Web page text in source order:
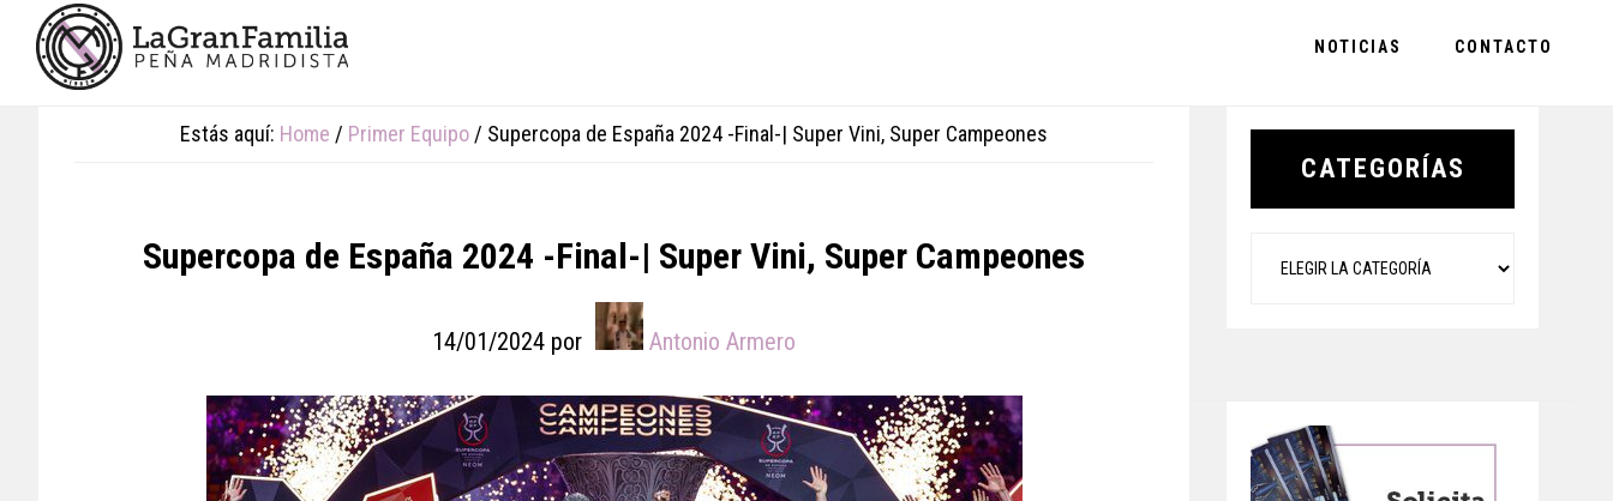
primary
footer
NOTICIAS CONTACTO
Estás aquí: Home / Primer Equipo / Supercopa de España 2024 -Final-| Super Vini, Super Campeones
Supercopa de España 2024 -Final-| Super Vini, Super Campeones
14/01/2024 por Antonio Armero
Primary
CATEGORÍAS